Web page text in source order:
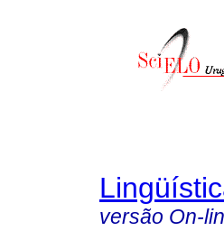
versão On-